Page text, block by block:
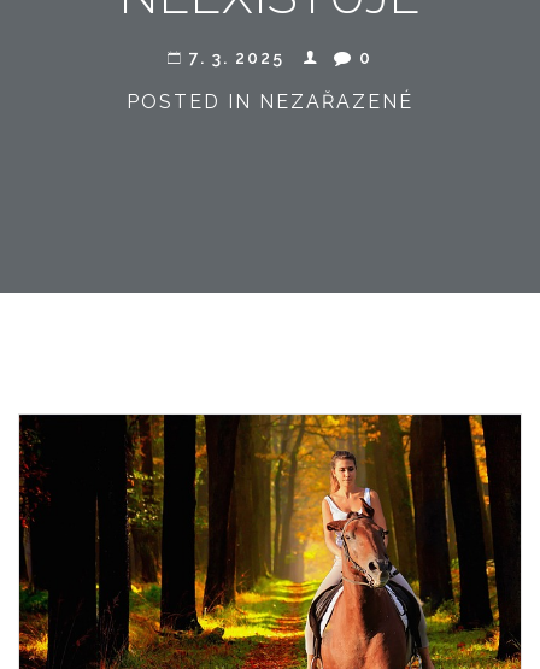
7. 3. 2025 0
POSTED IN NEZAŘAZENÉ